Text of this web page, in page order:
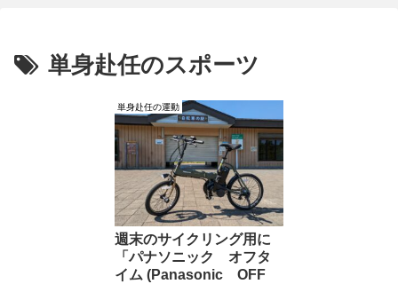
単身赴任のスポーツ
単身赴任の運動
週末のサイクリング用に
「パナソニック オフタ
イム (Panasonic OFF